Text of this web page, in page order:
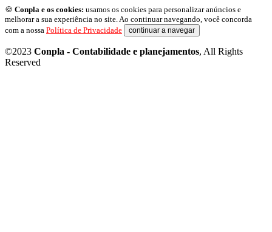
🍪 Conpla e os cookies: usamos os cookies para personalizar anúncios e
melhorar a sua experiência no site. Ao continuar navegando, você concorda
com a nossa Política de Privacidade continuar a navegar
©2023 Conpla - Contabilidade e planejamentos, All Rights
Reserved